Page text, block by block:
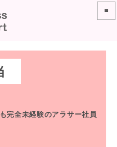
≡
完全未経験のアラサー社員